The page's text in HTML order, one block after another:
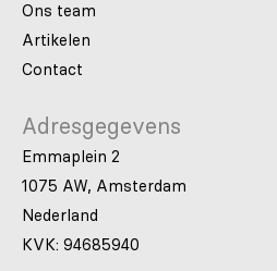
Ons team
Artikelen
Contact
Adresgegevens
Emmaplein 2
1075 AW, Amsterdam
Nederland
KVK: 94685940